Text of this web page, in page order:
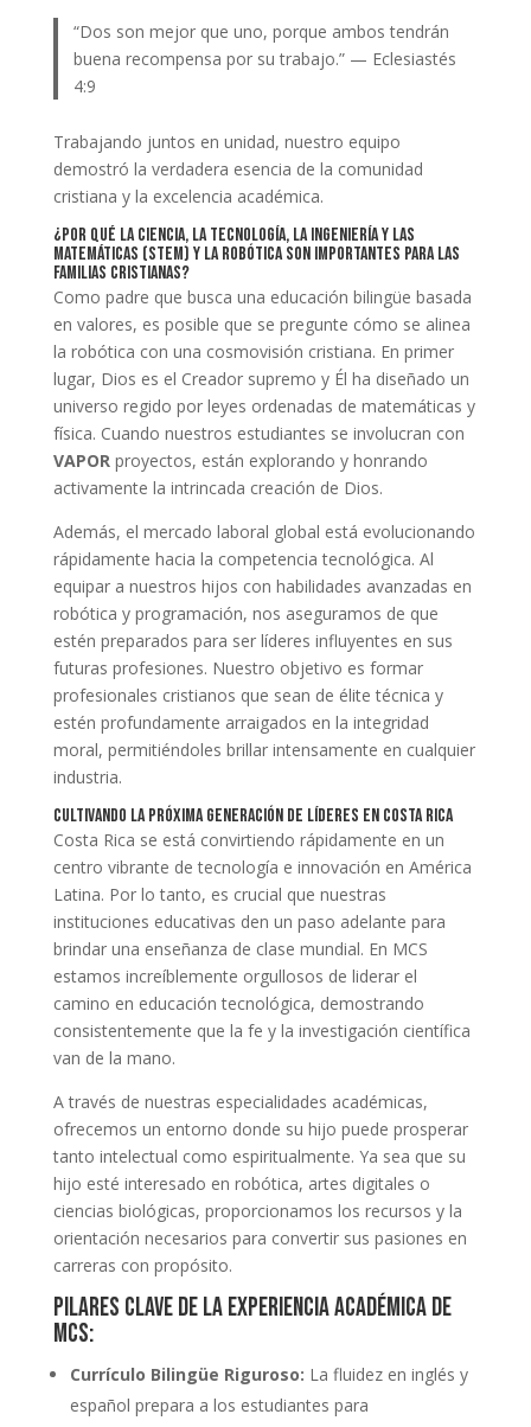
“Dos son mejor que uno, porque ambos tendrán
buena recompensa por su trabajo.” — Eclesiastés
4:9
Trabajando juntos en unidad, nuestro equipo
demostró la verdadera esencia de la comunidad
cristiana y la excelencia académica.
¿Por qué la ciencia, la tecnología, la ingeniería y las
matemáticas (STEM) y la robótica son importantes para las
familias cristianas?
Como padre que busca una educación bilingüe basada
en valores, es posible que se pregunte cómo se alinea
la robótica con una cosmovisión cristiana. En primer
lugar, Dios es el Creador supremo y Él ha diseñado un
universo regido por leyes ordenadas de matemáticas y
física. Cuando nuestros estudiantes se involucran con
VAPORproyectos, están explorando y honrando
activamente la intrincada creación de Dios.
Además, el mercado laboral global está evolucionando
rápidamente hacia la competencia tecnológica. Al
equipar a nuestros hijos con habilidades avanzadas en
robótica y programación, nos aseguramos de que
estén preparados para ser líderes influyentes en sus
futuras profesiones. Nuestro objetivo es formar
profesionales cristianos que sean de élite técnica y
estén profundamente arraigados en la integridad
moral, permitiéndoles brillar intensamente en cualquier
industria.
Cultivando la Próxima Generación de Líderes en Costa Rica
Costa Rica se está convirtiendo rápidamente en un
centro vibrante de tecnología e innovación en América
Latina. Por lo tanto, es crucial que nuestras
instituciones educativas den un paso adelante para
brindar una enseñanza de clase mundial. En MCS
estamos increíblemente orgullosos de liderar el
camino en educación tecnológica, demostrando
consistentemente que la fe y la investigación científica
van de la mano.
A través de nuestras especialidades académicas,
ofrecemos un entorno donde su hijo puede prosperar
tanto intelectual como espiritualmente. Ya sea que su
hijo esté interesado en robótica, artes digitales o
ciencias biológicas, proporcionamos los recursos y la
orientación necesarios para convertir sus pasiones en
carreras con propósito.
Pilares Clave de la Experiencia Académica de
MCS:
Currículo Bilingüe Riguroso: La fluidez en inglés y
español prepara a los estudiantes para